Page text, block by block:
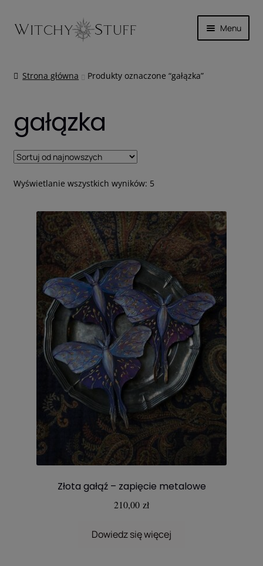
Przejdź
do
Przejdź
do
Menu
INNE
WYPRZEDAŻ
KOSZYK
Strona główna Produkty oznaczone “gałązka”
gałązka
Wyświetlanie wszystkich wyników: 5Posortowane
najnowszych
Złota gałąź – zapięcie metalowe
210,00 zł
Dowiedz się więcej